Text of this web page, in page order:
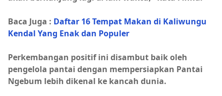
Baca Juga : Daftar 16 Tempat Makan di Kaliwungu
Kendal Yang Enak dan Populer
Perkembangan positif ini disambut baik oleh
pengelola pantai dengan mempersiapkan Pantai
Ngebum lebih dikenal ke kancah dunia.